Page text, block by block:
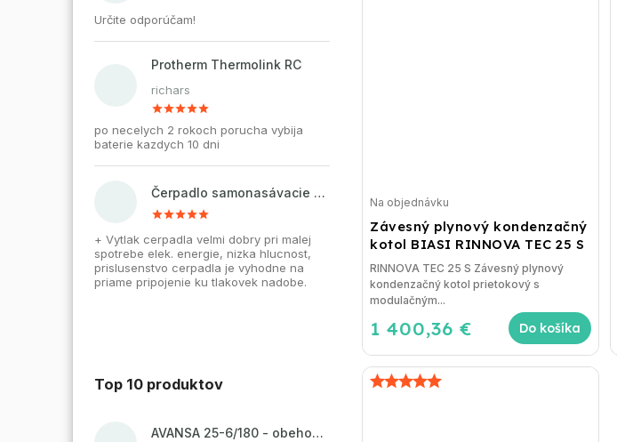
Určite odporúčam!
Protherm Thermolink RC
richars
po necelych 2 rokoch porucha vybija
baterie kazdych 10 dni
Čerpadlo samonasávacie WZI 750 na vodu, povrchové, liatinové
+ Vytlak cerpadla velmi dobry pri malej
spotrebe elek. energie, nizka hlucnost,
prislusenstvo cerpadla je vyhodne na
priame pripojenie ku tlakovek nadobe.
Top 10 produktov
AVANSA 25-6/180 - obehové čerpadlo, pripojovací závit 6/4"
Závesný plynový kondenzačný
kotol BIASI RINNOVA TEC 25 S
Na objednávku
1 400,36 € Do košíka
RINNOVA TEC 25 S Závesný plynový
kondenzačný kotol prietokový s
modulačným...